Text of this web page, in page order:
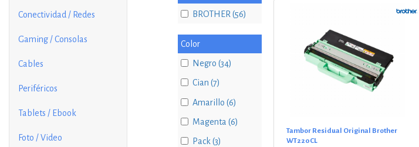
Conectividad / Redes
Gaming / Consolas
Cables
Periféricos
Tablets / Ebook
Foto / Video
BROTHER (56)
Color
Negro (34)
Cian (7)
Amarillo (6)
Magenta (6)
Pack (3)
Tambor Residual Original Brother
WT220CL